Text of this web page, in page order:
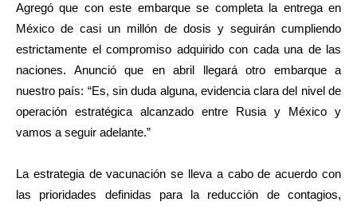
Agregó que con este embarque se completa la entrega en
México de casi un millón de dosis y seguirán cumpliendo
estrictamente el compromiso adquirido con cada una de las
naciones. Anunció que en abril llegará otro embarque a
nuestro país: “Es, sin duda alguna, evidencia clara del nivel de
operación estratégica alcanzado entre Rusia y México y
vamos a seguir adelante.”
La estrategia de vacunación se lleva a cabo de acuerdo con
las prioridades definidas para la reducción de contagios,